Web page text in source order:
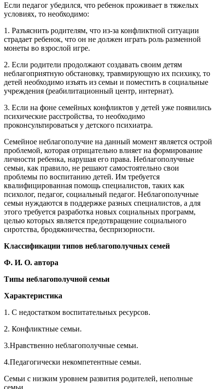
Если педагог убедился, что ребенок проживает в тяжелых
условиях, то необходимо:
1. Разъяснить родителям, что из-за конфликтной ситуации
страдает ребенок, что он не должен играть роль разменной
монеты во взрослой игре.
2. Если родители продолжают создавать своим детям
неблагоприятную обстановку, травмирующую их психику, то
детей необходимо изъять из семьи и поместить в социальные
учреждения (реабилитационный центр, интернат).
3. Если на фоне семейных конфликтов у детей уже появились
психические расстройства, то необходимо
проконсультироваться у детского психиатра.
Семейное неблагополучие на данный момент является острой
проблемой, которая отрицательно влияет на формирование
личности ребенка, нарушая его права. Неблагополучные
семьи, как правило, не решают самостоятельно свои
проблемы по воспитанию детей. Им требуется
квалифицированная помощь специалистов, таких как
психолог, педагог, социальный педагог. Неблагополучные
семьи нуждаются в поддержке разных специалистов, а для
этого требуется разработка новых социальных программ,
целью которых является предотвращение социального
сиротства, бродяжничества, беспризорности.
Классификации типов неблагополучных семей
Ф. И. О. автора
Типы неблагополучной семьи
Характеристика
1. С недостатком воспитательных ресурсов.
2. Конфликтные семьи.
3.Нравственно неблагополучные семьи.
4.Педагогически некомпетентные семьи.
Семьи с низким уровнем развития родителей, неполные
семьи.